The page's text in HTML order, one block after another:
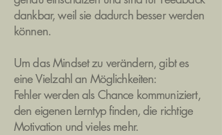
dankbar, weil sie dadurch besser werden
können.
Um das Mindset zu verändern, gibt es
eine Vielzahl an Möglichkeiten:
Fehler werden als Chance kommuniziert,
den eigenen Lerntyp finden, die richtige
Motivation und vieles mehr.